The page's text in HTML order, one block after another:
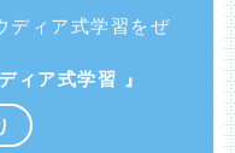
ディア式学習をぜ
ィア式学習 』